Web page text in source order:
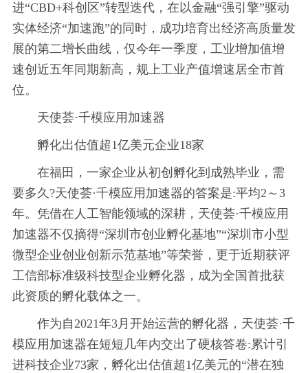
进“CBD+科创区”转型迭代，在以金融“强引擎”驱动
实体经济“加速跑”的同时，成功培育出经济高质量发
展的第二增长曲线，仅今年一季度，工业增加值增
速创近五年同期新高，规上工业产值增速居全市首
位。
天使荟·千模应用加速器
孵化出估值超1亿美元企业18家
在福田，一家企业从初创孵化到成熟毕业，需
要多久?天使荟·千模应用加速器的答案是:平均2～3
年。凭借在人工智能领域的深耕，天使荟·千模应用
加速器不仅摘得“深圳市创业孵化基地”“深圳市小型
微型企业创业创新示范基地”等荣誉，更于近期获评
工信部标准级科技型企业孵化器，成为全国首批获
此资质的孵化载体之一。
作为自2021年3月开始运营的孵化器，天使荟·千
模应用加速器在短短几年内交出了硬核答卷:累计引
进科技企业73家，孵化出估值超1亿美元的“潜在独